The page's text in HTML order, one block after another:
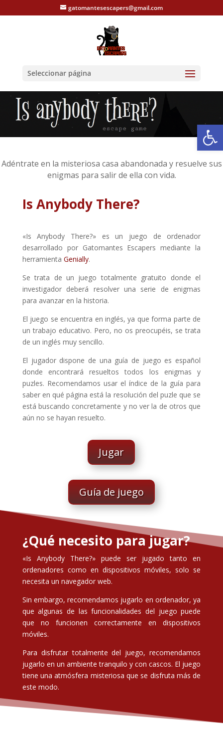
gatomantesescapers@gmail.com
Seleccionar página
Adéntrate en la misteriosa casa abandonada y resuelve sus
enigmas para salir de ella con vida.
Is Anybody There?
«Is Anybody There?» es un juego de ordenador
desarrollado por Gatomantes Escapers mediante la
herramienta Genially.
Se trata de un juego totalmente gratuito donde el
investigador deberá resolver una serie de enigmas
para avanzar en la historia.
El juego se encuentra en inglés, ya que forma parte de
un trabajo educativo. Pero, no os preocupéis, se trata
de un inglés muy sencillo.
El jugador dispone de una guía de juego es español
donde encontrará resueltos todos los enigmas y
puzles. Recomendamos usar el índice de la guía para
saber en qué página está la resolución del puzle que se
está buscando concretamente y no ver la de otros que
aún no se hayan resuelto.
Jugar
Guía de juego
¿Qué necesito para jugar?
«Is Anybody There?» puede ser jugado tanto en
ordenadores como en dispositivos móviles, solo se
necesita un navegador web.
Sin embargo, recomendamos jugarlo en ordenador, ya
que algunas de las funcionalidades del juego puede
que no funcionen correctamente en dispositivos
móviles.
Para disfrutar totalmente del juego, recomendamos
jugarlo en un ambiente tranquilo y con cascos. El juego
tiene una atmósfera misteriosa que se disfruta más de
este modo.